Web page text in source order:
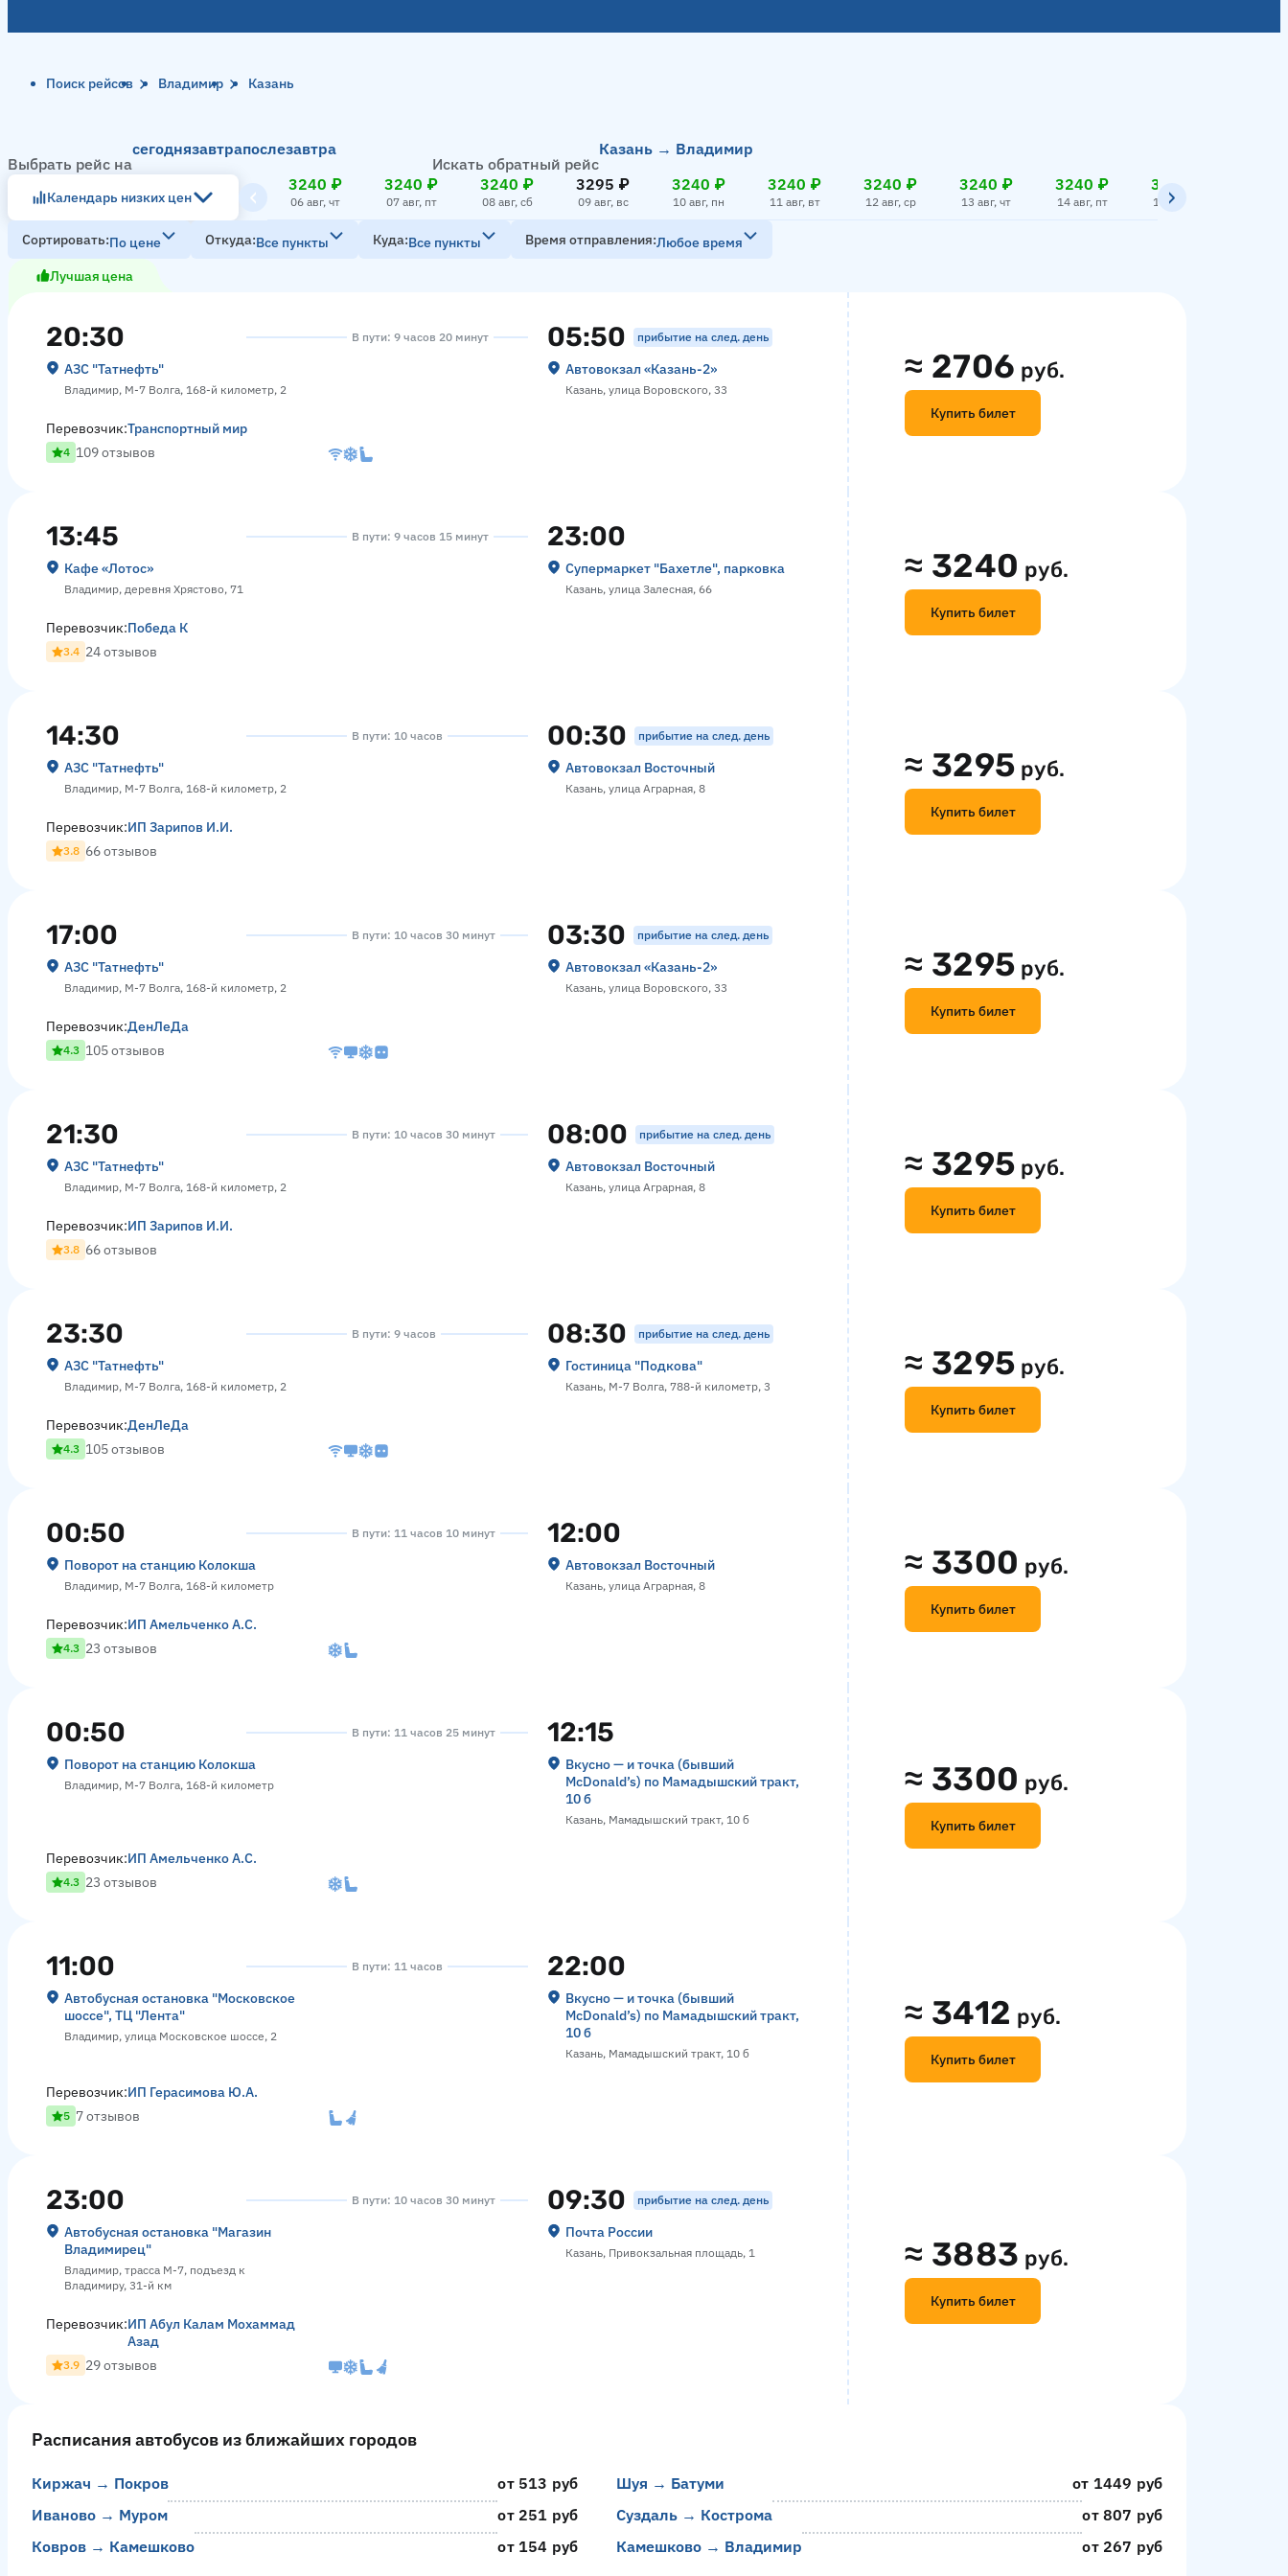
Поиск рейсов Владимир Казань
Выбрать рейс на
сегоднязавтрапослезавтра
Искать обратный рейс
Казань → Владимир
Календарь низких цен
3240 ₽
06 авг, чт
3240 ₽
07 авг, пт
3240 ₽
08 авг, сб
3295 ₽
09 авг, вс
3240 ₽
10 авг, пн
3240 ₽
11 авг, вт
3240 ₽
12 авг, ср
3240 ₽
13 авг, чт
3240 ₽
14 авг, пт
3240 ₽
15 авг, сб
Сортировать По цене Откуда Все пункты Куда Все пункты Время отправления Любое время
Лучшая цена
20:30
АЗС "Татнефть"
Владимир, М-7 Волга, 168-й километр, 2
В пути: 9 часов 20 минут 05:50 прибытие на след. день
Автовокзал «‎Казань-2»
Казань, улица Воровского, 33
≈ 2706 руб.
Купить билет
Перевозчик:Транспортный мир
4 109 отзывов
13:45
Кафе «Лотос»
Владимир, деревня Хрястово, 71
В пути: 9 часов 15 минут 23:00
Супермаркет "Бахетле", парковка
Казань, улица Залесная, 66
≈ 3240 руб.
Купить билет
Перевозчик:Победа К
3.4 24 отзывов
14:30
АЗС "Татнефть"
Владимир, М-7 Волга, 168-й километр, 2
В пути: 10 часов 00:30 прибытие на след. день
Автовокзал Восточный
Казань, улица Аграрная, 8
≈ 3295 руб.
Купить билет
Перевозчик:ИП Зарипов И.И.
3.8 66 отзывов
17:00
АЗС "Татнефть"
Владимир, М-7 Волга, 168-й километр, 2
В пути: 10 часов 30 минут 03:30 прибытие на след. день
Автовокзал «‎Казань-2»
Казань, улица Воровского, 33
≈ 3295 руб.
Купить билет
Перевозчик:ДенЛеДа
4.3 105 отзывов
21:30
АЗС "Татнефть"
Владимир, М-7 Волга, 168-й километр, 2
В пути: 10 часов 30 минут 08:00 прибытие на след. день
Автовокзал Восточный
Казань, улица Аграрная, 8
≈ 3295 руб.
Купить билет
Перевозчик:ИП Зарипов И.И.
3.8 66 отзывов
23:30
АЗС "Татнефть"
Владимир, М-7 Волга, 168-й километр, 2
В пути: 9 часов 08:30 прибытие на след. день
Гостиница "Подкова"
Казань, М-7 Волга, 788-й километр, 3
≈ 3295 руб.
Купить билет
Перевозчик:ДенЛеДа
4.3 105 отзывов
00:50
Поворот на станцию Колокша
Владимир, М-7 Волга, 168-й километр
В пути: 11 часов 10 минут 12:00
Автовокзал Восточный
Казань, улица Аграрная, 8
≈ 3300 руб.
Купить билет
Перевозчик:ИП Амельченко А.С.
4.3 23 отзывов
00:50
Поворот на станцию Колокша
Владимир, М-7 Волга, 168-й километр
В пути: 11 часов 25 минут 12:15
Вкусно — и точка (бывший
McDonald’s) по Мамадышский тракт,
10 б
Казань, Мамадышский тракт, 10 б
≈ 3300 руб.
Купить билет
Перевозчик:ИП Амельченко А.С.
4.3 23 отзывов
11:00
Автобусная остановка "Московское
шоссе", ТЦ "Лента"
Владимир, улица Московское шоссе, 2
В пути: 11 часов 22:00
Вкусно — и точка (бывший
McDonald’s) по Мамадышский тракт,
10 б
Казань, Мамадышский тракт, 10 б
≈ 3412 руб.
Купить билет
Перевозчик:ИП Герасимова Ю.А.
5 7 отзывов
23:00
Автобусная остановка "Магазин
Владимирец"
Владимир, трасса М-7, подъезд к
Владимиру, 31-й км
В пути: 10 часов 30 минут 09:30 прибытие на след. день
Почта России
Казань, Привокзальная площадь, 1 ≈ 3883 руб.
Купить билет
Перевозчик:ИП Абул Калам Мохаммад
Азад
3.9 29 отзывов
Расписания автобусов из ближайших городов
Киржач → Покров от 513 руб Шуя → Батуми
от 1449 руб
Иваново → Муром
от 251 руб Суздаль → Кострома
от 807 руб
Ковров → Камешково
от 154 руб Камешково → Владимир от 267 руб